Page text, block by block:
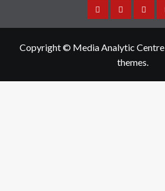
Copyright © Media Analytic Centre
themes.